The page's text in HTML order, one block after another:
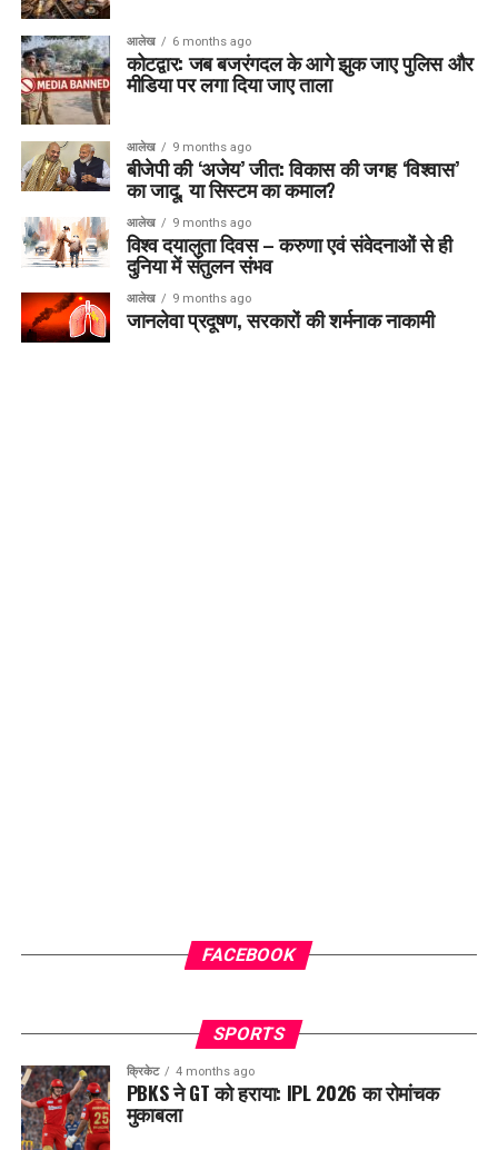
आलेख 6 months ago
कोटद्वार: जब बजरंगदल के आगे झुक जाए पुलिस और
मीडिया पर लगा दिया जाए ताला
आलेख 9 months ago
बीजेपी की ‘अजेय’ जीत: विकास की जगह ‘विश्वास’
का जादू, या सिस्टम का कमाल?
आलेख 9 months ago
विश्व दयालुता दिवस – करुणा एवं संवेदनाओं से ही
दुनिया में संतुलन संभव
आलेख 9 months ago
जानलेवा प्रदूषण, सरकारों की शर्मनाक नाकामी
FACEBOOK
SPORTS
क्रिकेट 4 months ago
PBKS ने GT को हराया: IPL 2026 का रोमांचक
मुकाबला